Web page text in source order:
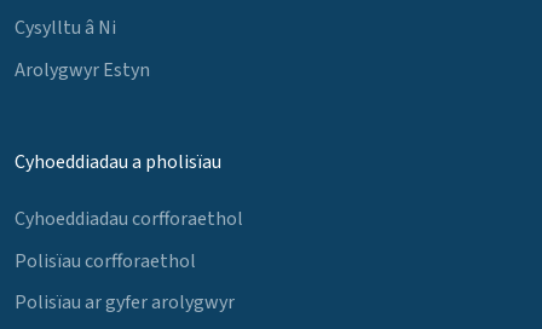
Cysylltu â Ni
Arolygwyr Estyn
Cyhoeddiadau a pholisïau
Cyhoeddiadau corfforaethol
Polisïau corfforaethol
Polisïau ar gyfer arolygwyr